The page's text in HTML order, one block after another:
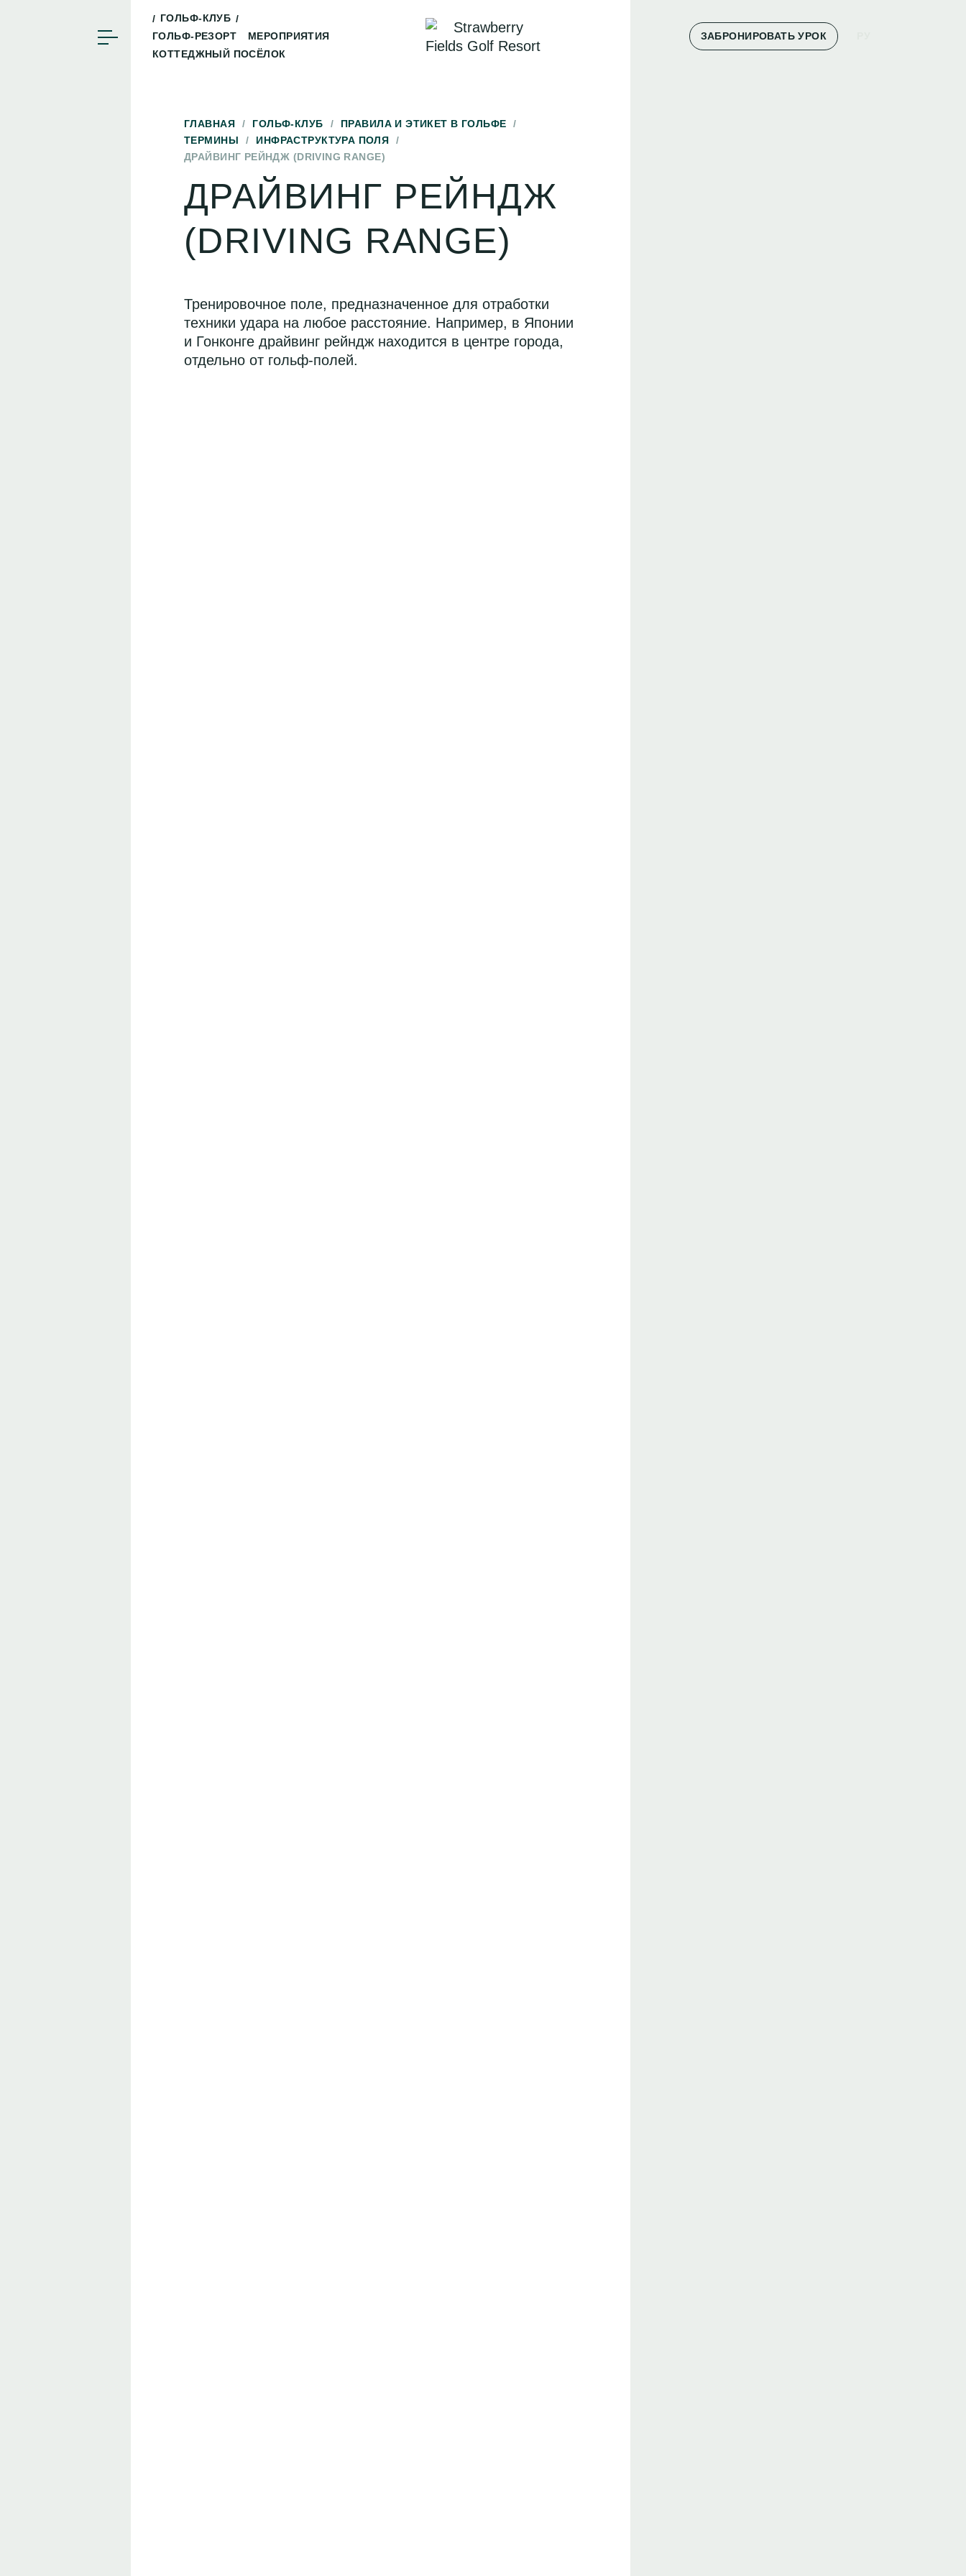
ГОЛЬФ-КЛУБ
ГОЛЬФ-РЕЗОРТ
МЕРОПРИЯТИЯ
КОТТЕДЖНЫЙ ПОСЁЛОК
ЗАБРОНИРОВАТЬ УРОК
ГЛАВНАЯ / ГОЛЬФ-КЛУБ / ПРАВИЛА И ЭТИКЕТ В ГОЛЬФЕ
/
ТЕРМИНЫ
/ ИНФРАСТРУКТУРА ПОЛЯ
/
ДРАЙВИНГ РЕЙНДЖ (DRIVING RANGE)
ДРАЙВИНГ РЕЙНДЖ
(DRIVING RANGE)
Тренировочное поле, предназначенное для отработки
техники удара на любое расстояние. Например, в Японии
и Гонконге драйвинг рейндж находится в центре города,
отдельно от гольф-полей.